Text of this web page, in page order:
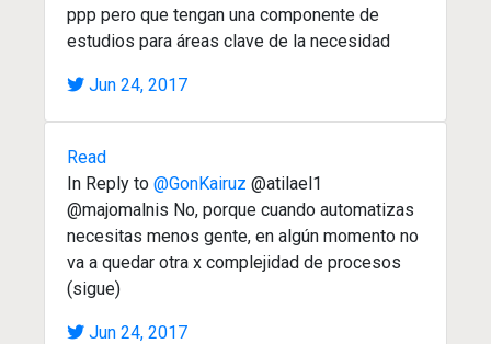
ppp pero que tengan una componente de
estudios para áreas clave de la necesidad
Jun 24, 2017
Read
In Reply to @GonKairuz @atilael1
@majomalnis No, porque cuando automatizas
necesitas menos gente, en algún momento no
va a quedar otra x complejidad de procesos
(sigue)
Jun 24, 2017